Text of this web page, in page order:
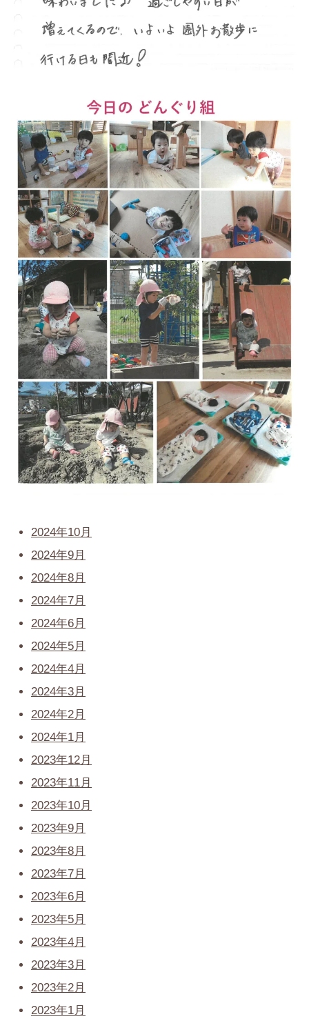
2024年10月
2024年9月
2024年8月
2024年7月
2024年6月
2024年5月
2024年4月
2024年3月
2024年2月
2024年1月
2023年12月
2023年11月
2023年10月
2023年9月
2023年8月
2023年7月
2023年6月
2023年5月
2023年4月
2023年3月
2023年2月
2023年1月